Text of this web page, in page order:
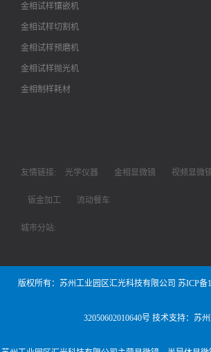
金相试样镶嵌机
金相试样切割机
金相试样预磨机
金相试样抛光机
金相制样耗材
友情链接: 光学仪器 金相显微镜 视频显微
钣金加工 流动餐车
城市分站:
版权所有：苏州工业园区汇光科技有限公司 苏ICP备
32050602010640号 技术支持：苏